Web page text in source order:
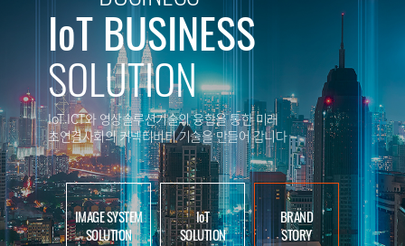
IoT BUSINESS
SOLUTION
IoT.ICT와 영상솔루션기술의 융합을 통한 미래
초연결사회의 커넥티비티 기술을 만들어 갑니다
IMAGE SYSTEM
SOLUTION
IoT
SOLUTION
BRAND
STORY